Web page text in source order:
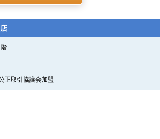
正取引協議会加盟